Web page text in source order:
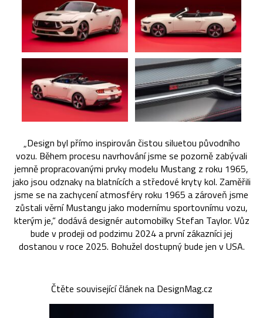
„Design byl přímo inspirován čistou siluetou původního
vozu. Během procesu navrhování jsme se pozorně zabývali
jemně propracovanými prvky modelu Mustang z roku 1965,
jako jsou odznaky na blatnících a středové kryty kol. Zaměřili
jsme se na zachycení atmosféry roku 1965 a zároveň jsme
zůstali věrní Mustangu jako modernímu sportovnímu vozu,
kterým je,“ dodává designér automobilky Stefan Taylor. Vůz
bude v prodeji od podzimu 2024 a první zákazníci jej
dostanou v roce 2025. Bohužel dostupný bude jen v USA.
Čtěte související článek na DesignMag.cz